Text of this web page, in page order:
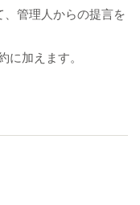
管理人からの提言を
加えます。